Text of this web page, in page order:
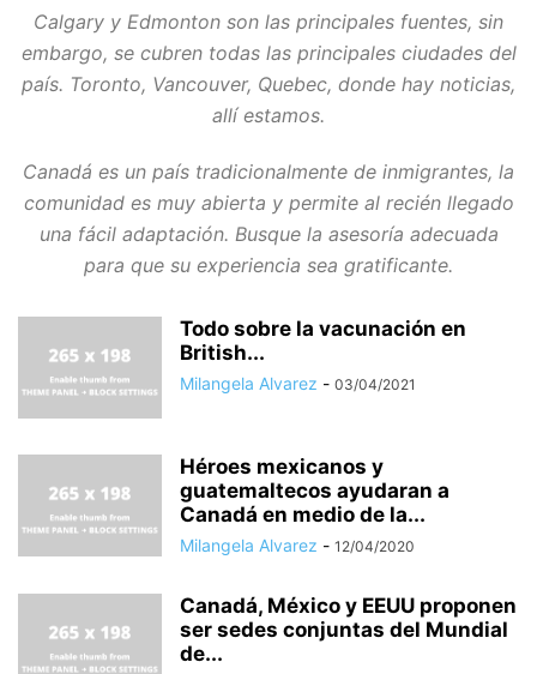
Calgary y Edmonton son las principales fuentes, sin
embargo, se cubren todas las principales ciudades del
país. Toronto, Vancouver, Quebec, donde hay noticias,
allí estamos.
Canadá es un país tradicionalmente de inmigrantes, la
comunidad es muy abierta y permite al recién llegado
una fácil adaptación. Busque la asesoría adecuada
para que su experiencia sea gratificante.
Todo sobre la vacunación en
British...
Milangela Alvarez - 03/04/2021
Héroes mexicanos y
guatemaltecos ayudaran a
Canadá en medio de la...
Milangela Alvarez - 12/04/2020
Canadá, México y EEUU proponen
ser sedes conjuntas del Mundial
de...